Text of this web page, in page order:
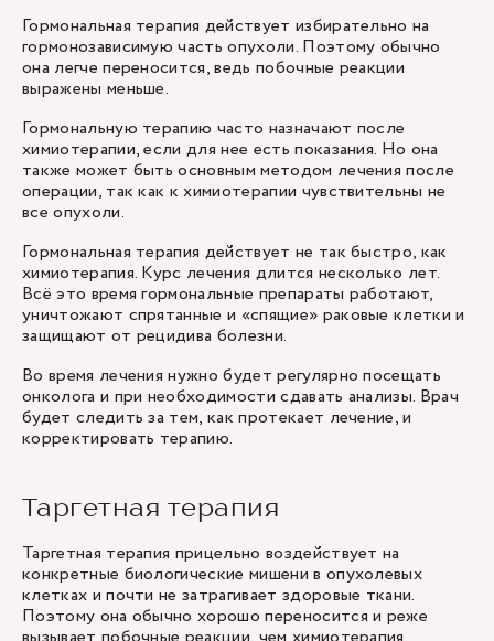
Гормональная терапия действует избирательно на
гормонозависимую часть опухоли. Поэтому обычно
она легче переносится, ведь побочные реакции
выражены меньше.
Гормональную терапию часто назначают после
химиотерапии, если для нее есть показания. Но она
также может быть основным методом лечения после
операции, так как к химиотерапии чувствительны не
все опухоли.
Гормональная терапия действует не так быстро, как
химиотерапия. Курс лечения длится несколько лет.
Всё это время гормональные препараты работают,
уничтожают спрятанные и «спящие» раковые клетки и
защищают от рецидива болезни.
Во время лечения нужно будет регулярно посещать
онколога и при необходимости сдавать анализы. Врач
будет следить за тем, как протекает лечение, и
корректировать терапию.
Таргетная терапия
Таргетная терапия прицельно воздействует на
конкретные биологические мишени в опухолевых
клетках и почти не затрагивает здоровые ткани.
Поэтому она обычно хорошо переносится и реже